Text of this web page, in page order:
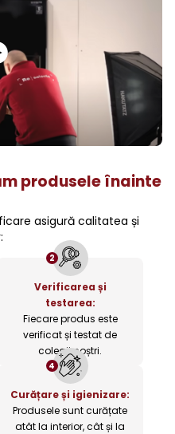
produsele înainte
asigură calitatea și
2
Verificarea și
testarea:
Fiecare produs este
verificat și testat de
colegii noștri.
4
Curățare și igienizare:
Produsele sunt curățate
atât la interior, cât și la